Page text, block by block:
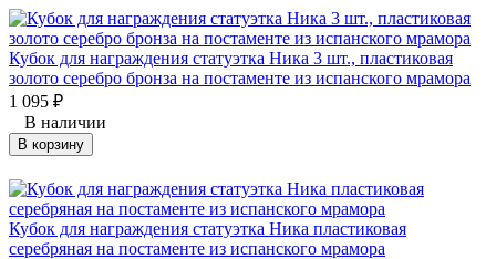
Кубок для награждения статуэтка Ника 3 шт., пластиковая
золото серебро бронза на постаменте из испанского мрамора
1 095 ₽
В наличии
В корзину
Кубок для награждения статуэтка Ника пластиковая
серебряная на постаменте из испанского мрамора